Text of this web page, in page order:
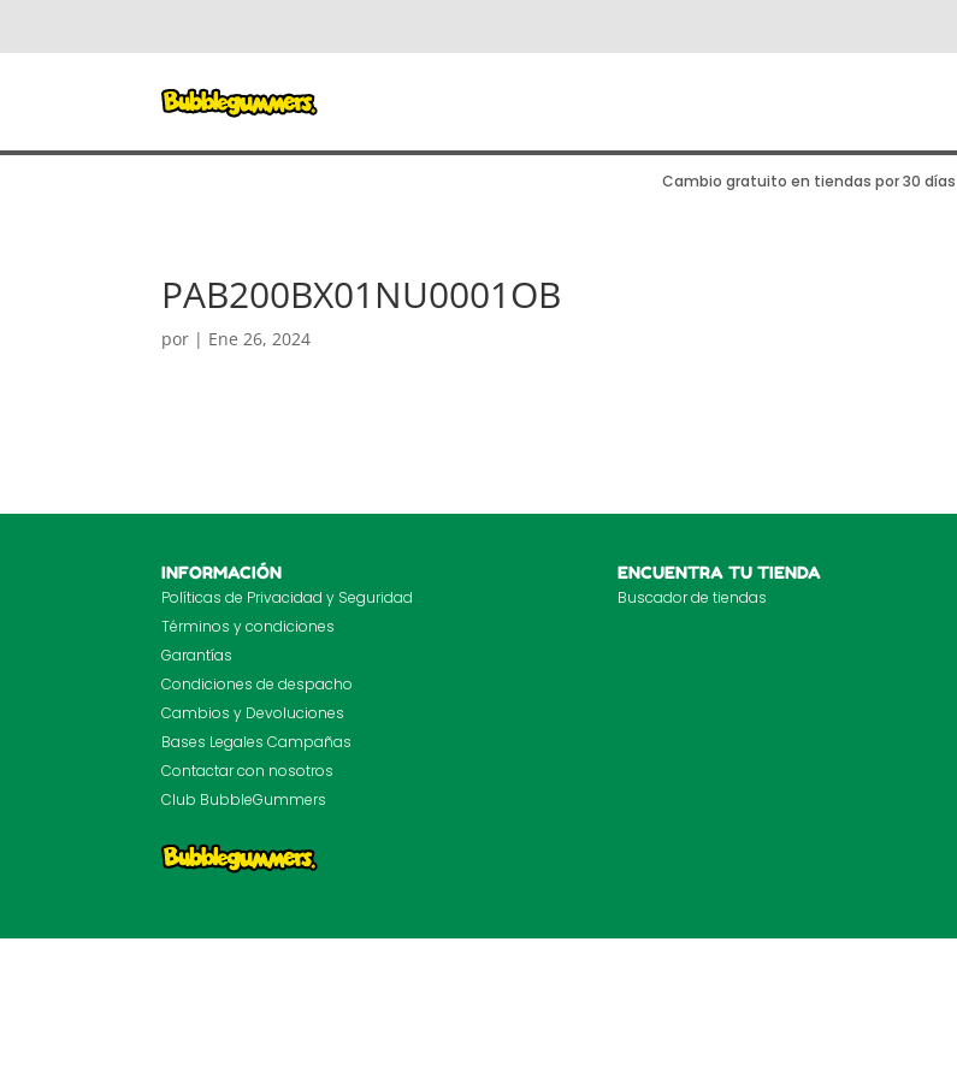
Cambio gratuito en tiendas por 30 días
PAB200BX01NU0001OB
por | Ene 26, 2024
INFORMACIÓN
Políticas de Privacidad y Seguridad
Términos y condiciones
Garantías
Condiciones de despacho
Cambios y Devoluciones
Bases Legales Campañas
Contactar con nosotros
Club BubbleGummers
ENCUENTRA TU TIENDA
Buscador de tiendas